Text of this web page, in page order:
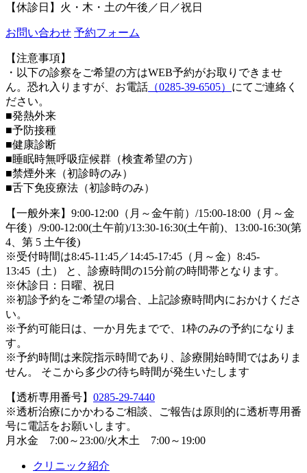
【休診日】火・木・土の午後／日／祝日
お問い合わせ 予約フォーム
【注意事項】
・以下の診察をご希望の方はWEB予約がお取りできませ
ん。恐れ入りますが、お電話 （0285-39-6505） にてご連絡く
ださい。
■発熱外来
■予防接種
■健康診断
■睡眠時無呼吸症候群（検査希望の方）
■禁煙外来（初診時のみ）
■舌下免疫療法（初診時のみ）
【一般外来】9:00-12:00（月～金午前）/15:00-18:00（月～金
午後）/9:00-12:00(土午前)/13:30-16:30(土午前)、13:00-16:30(第
4、第 5 土午後)
※受付時間は8:45-11:45／14:45-17:45（月～金）8:45-
13:45（土） と、診療時間の15分前の時間帯となります。
※休診日：日曜、祝日
※初診予約をご希望の場合、上記診療時間内におかけくださ
い。
※予約可能日は、一か月先までで、1枠のみの予約になりま
す。
※予約時間は来院指示時間であり、診療開始時間ではありま
せん。 そこから多少の待ち時間が発生いたします
【透析専用番号】 0285-29-7440
※透析治療にかかわるご相談、ご報告は原則的に透析専用番
号に電話をお願いします。
月水金 7:00～23:00/火木土 7:00～19:00
クリニック紹介